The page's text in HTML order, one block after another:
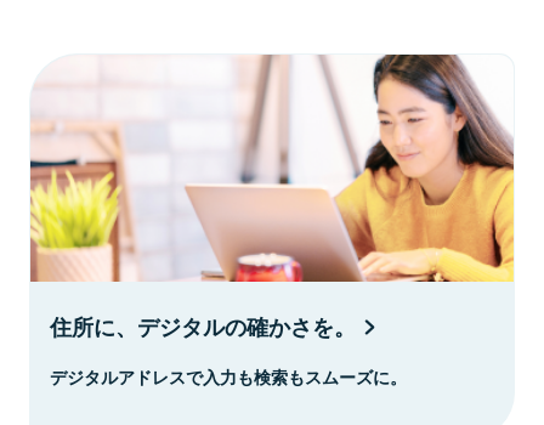
住所に、デジタルの確かさを。
デジタルアドレスで入力も検索もスムーズに。